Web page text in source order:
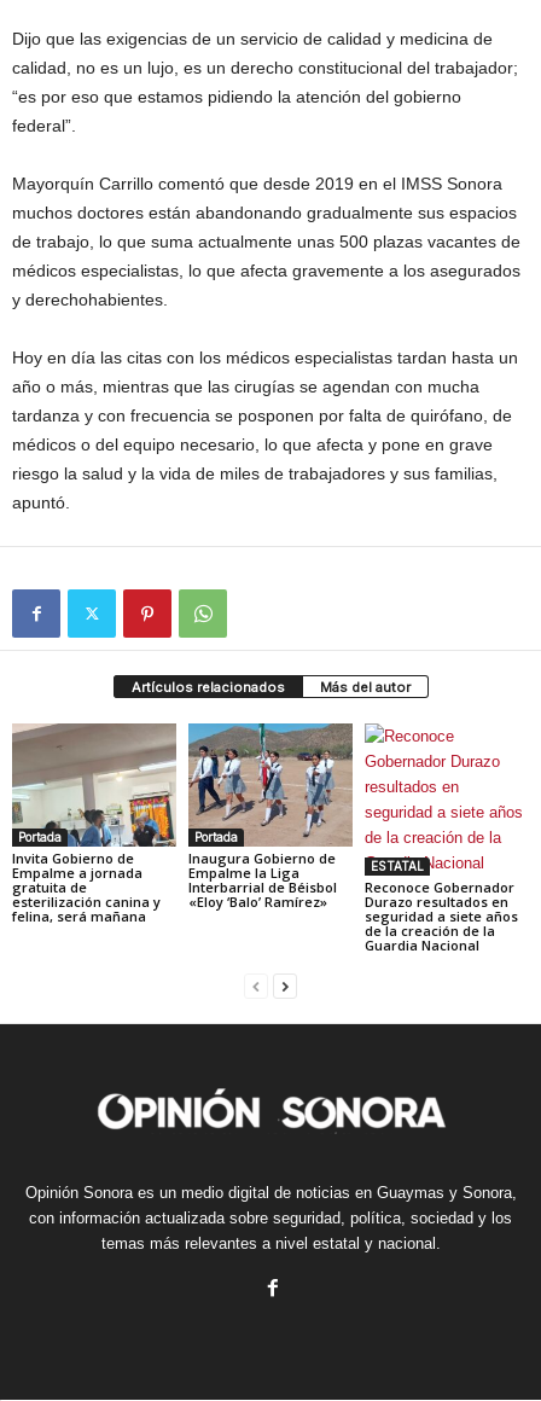
Dijo que las exigencias de un servicio de calidad y medicina de
calidad, no es un lujo, es un derecho constitucional del trabajador;
“es por eso que estamos pidiendo la atención del gobierno
federal”.
Mayorquín Carrillo comentó que desde 2019 en el IMSS Sonora
muchos doctores están abandonando gradualmente sus espacios
de trabajo, lo que suma actualmente unas 500 plazas vacantes de
médicos especialistas, lo que afecta gravemente a los asegurados
y derechohabientes.
Hoy en día las citas con los médicos especialistas tardan hasta un
año o más, mientras que las cirugías se agendan con mucha
tardanza y con frecuencia se posponen por falta de quirófano, de
médicos o del equipo necesario, lo que afecta y pone en grave
riesgo la salud y la vida de miles de trabajadores y sus familias,
apuntó.
Artículos relacionados Más del autor
Portada
Invita Gobierno de
Empalme a jornada
gratuita de
esterilización canina y
felina, será mañana
Portada
Inaugura Gobierno de
Empalme la Liga
Interbarrial de Béisbol
«Eloy ‘Balo’ Ramírez»
ESTATAL
Reconoce Gobernador
Durazo resultados en
seguridad a siete años
de la creación de la
Guardia Nacional
Opinión Sonora es un medio digital de noticias en Guaymas y Sonora,
con información actualizada sobre seguridad, política, sociedad y los
temas más relevantes a nivel estatal y nacional.